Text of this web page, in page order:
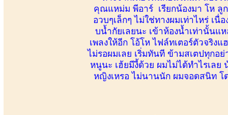
คุณแหม่ม พีอาร์ เรียกน้องมา โห ลู
อวบๆเล็กๆ ไม่ใช่ทางผมเท่าไหร่ เ
บน้ำกัยเลยนะ เข้าห้องน้ำเท่านั้นแ
เพลงให้อีก โอ้โห ไฟล์ทเตอร์ตัวจริง
ไม่รอผมเลย เริ่มทันที ข้ามสเตปทุกอ
หนูนะ เฮ้ยมีงี้ด้วย ผมไม่ได้ทำไรเล
หญิงเหรอ ไม่นานนัก ผมจอดสนิท โ